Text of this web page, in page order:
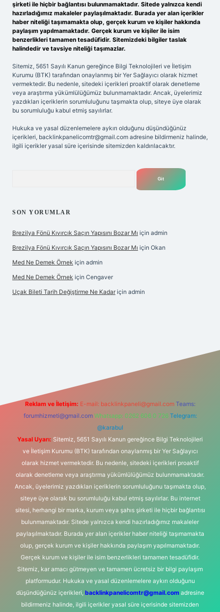
şirketi ile hiçbir bağlantısı bulunmamaktadır. Sitede yalnızca kendi
hazırladığımız makaleler paylaşılmaktadır. Burada yer alan içerikler
haber niteliği taşımamakta olup, gerçek kurum ve kişiler hakkında
paylaşım yapılmamaktadır. Gerçek kurum ve kişiler ile isim
benzerlikleri tamamen tesadüfidir. Sitemizdeki bilgiler taslak
halindedir ve tavsiye niteliği taşımazlar.
Sitemiz, 5651 Sayılı Kanun gereğince Bilgi Teknolojileri ve İletişim
Kurumu (BTK) tarafından onaylanmış bir Yer Sağlayıcı olarak hizmet
vermektedir. Bu nedenle, sitedeki içerikleri proaktif olarak denetleme
veya araştırma yükümlülüğümüz bulunmamaktadır. Ancak, üyelerimiz
yazdıkları içeriklerin sorumluluğunu taşımakta olup, siteye üye olarak
bu sorumluluğu kabul etmiş sayılırlar.
Hukuka ve yasal düzenlemelere aykırı olduğunu düşündüğünüz
içerikleri, backlinkpanelicomtr@gmail.com adresine bildirmeniz halinde,
ilgili içerikler yasal süre içerisinde sitemizden kaldırılacaktır.
SON YORUMLAR
Brezilya Fönü Kıvırcık Saçın Yapısını Bozar Mı için admin
Brezilya Fönü Kıvırcık Saçın Yapısını Bozar Mı için Okan
Med Ne Demek Örnek için admin
Med Ne Demek Örnek için Cengaver
Uçak Bileti Tarih Değiştirme Ne Kadar için admin
Reklam ve İletişim: E-mail: backlinkpaneli@gmail.com Teams:
forumhizmeti@gmail.com Whatsapp: 0262 606 0 726 Telegram:
@karabul
Yasal Uyarı: Sitemiz, 5651 Sayılı Kanun gereğince Bilgi Teknolojileri
ve İletişim Kurumu (BTK) tarafından onaylanmış bir Yer Sağlayıcı
olarak hizmet vermektedir. Bu nedenle, sitedeki içerikleri proaktif
olarak denetleme veya araştırma yükümlülüğümüz bulunmamaktadır.
Ancak, üyelerimiz yazdıkları içeriklerin sorumluluğunu taşımakta olup,
siteye üye olarak bu sorumluluğu kabul etmiş sayılırlar. Bu internet
sitesi, herhangi bir marka, kurum veya şahıs şirketi ile hiçbir bağlantısı
bulunmamaktadır. Sitede yalnızca kendi hazırladığımız makaleler
paylaşılmaktadır. Burada yer alan içerikler haber niteliği taşımamakta
olup, gerçek kurum ve kişiler hakkında paylaşım yapılmamaktadır.
Gerçek kurum ve kişiler ile isim benzerlikleri tamamen tesadüfidir.
Sitemiz, kar amacı gütmeyen ve tamamen ücretsiz bir bilgi paylaşım
platformudur. Hukuka ve yasal düzenlemelere aykırı olduğunu
düşündüğünüz içerikleri, backlinkpanelicomtr@gmail.comadresine
bildirmeniz halinde, ilgili içerikler yasal süre içerisinde sitemizden